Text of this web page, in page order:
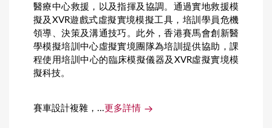
醫療中心救援，以及指揮及協調。通過實地救援模
擬及XVR遊戲式虛擬實境模擬工具，培訓學員危機
領導、決策及溝通技巧。此外，香港賽馬會創新醫
學模擬培訓中心虛擬實境團隊為培訓提供協助，課
程使用培訓中心的臨床模擬儀器及XVR虛擬實境模
擬科技。
賽車設計複雜，... 更多詳情